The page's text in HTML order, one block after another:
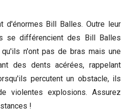
d'énormes Bill Balles. Outre leur
se différencient des Bill Balles
n'ont pas de bras mais une
des dents acérées, rappelant
percutent un obstacle, ils
violentes explosions. Assurez
!